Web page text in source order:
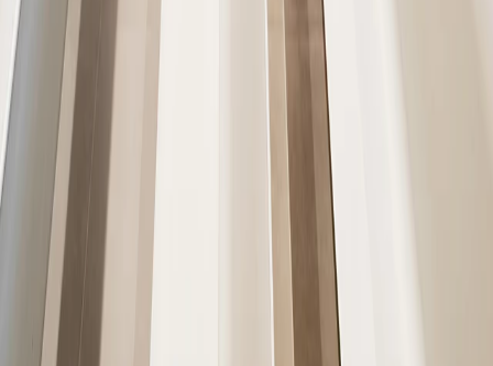
C/ Comuna di Carrara,
10 03660 Novelda (Alicante), Spain
T. (+34) 965 609 046
Facebook
Instagram
Linkedin
Youtube
Aviso legal
Política de privacidad
Política de cookies
Configurar cookies
Política de calidad
Política de cadena de custodia